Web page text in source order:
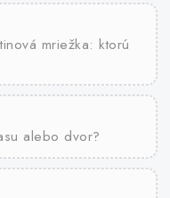
mriežka: ktorú
alebo dvor?